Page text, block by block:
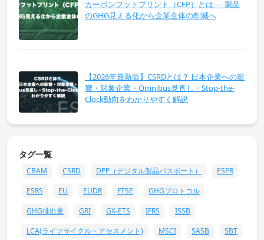
カーボンフットプリント（CFP）とは ― 製品
のGHG見える化から企業全体の削減へ
【2026年最新版】CSRDとは？ 日本企業への影
響・対象企業・Omnibus見直し・Stop-the-
Clock動向をわかりやすく解説
タグ一覧
CBAM CSRD DPP（デジタル製品パスポート）
ESPR
ESRS
EU EUDR FTSE
GHGプロトコル
GHG排出量
GRI GX-ETS IFRS
ISSB
LCA(ライフサイクル・アセスメント)
MSCI SASB
SBT